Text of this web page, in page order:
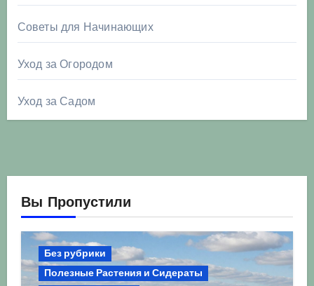
Советы для Начинающих
Уход за Огородом
Уход за Садом
Вы Пропустили
Без рубрики
Полезные Растения и Сидераты